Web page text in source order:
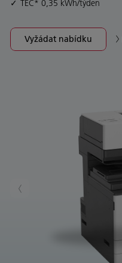
TEC* 0,35 kWh/týden
Vyžádat nabídku